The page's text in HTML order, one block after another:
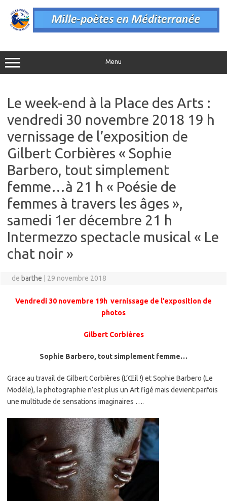
contenu
Menu
Le week-end à la Place des Arts :
vendredi 30 novembre 2018 19 h
vernissage de l’exposition de
Gilbert Corbières « Sophie
Barbero, tout simplement
femme…à 21 h « Poésie de
femmes à travers les âges »,
samedi 1er décembre 21 h
Intermezzo spectacle musical « Le
chat noir »
de barthe 29 novembre 2018
Vendredi 30 novembre 19h vernissage de l’exposition de
photos
Gilbert Corbières
Sophie Barbero, tout simplement femme…
Grace au travail de Gilbert Corbières (L’Œil !) et Sophie Barbero (Le
Modèle), la photographie n’est plus un Art figé mais devient parfois
une multitude de sensations imaginaires ….